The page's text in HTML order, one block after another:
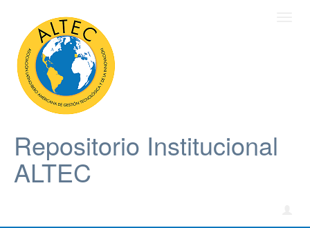
Repositorio Institucional
ALTEC